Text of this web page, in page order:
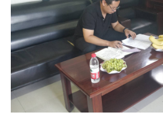
稀奶油、奶油和无水奶油
 2022-12-16  11714